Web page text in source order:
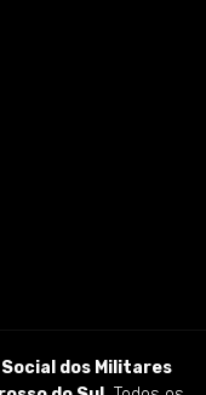
dos Militares